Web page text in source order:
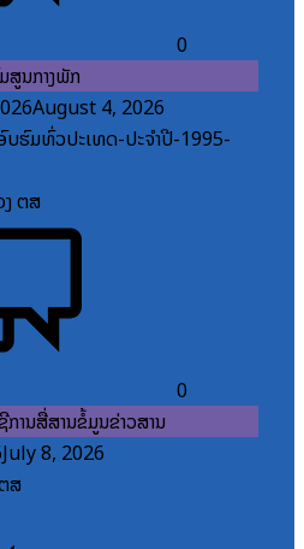
0
ສູນກາງພັກ
August 4, 2026
ອົບຮົມທົ່ວປະເທດ-ປະຈໍາປີ-1995-
0
ານສື່ສານຂໍ້ມູນຂ່າວສານ
July 8, 2026
ສ